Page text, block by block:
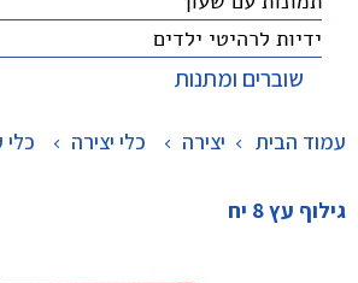
ידיות לרהיטי ילדים
שוברים ומתנות
עמוד הבית יצירה > כלי יצירה > כלי
גילוף עץ 8 יח